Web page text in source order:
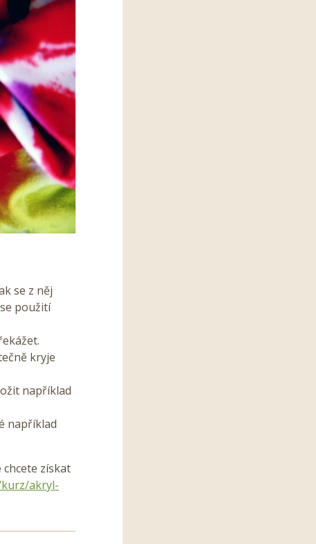
se z něj
použití
kryje
například
například
chcete získat
akryl-